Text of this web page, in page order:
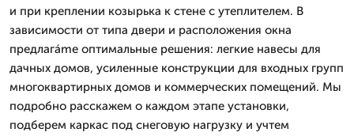
и при креплении козырька к стене с утеплителем. В
зависимости от типа двери и расположения окна
предлагáme оптимальные решения: легкие навесы для
дачных домов, усиленные конструкции для входных групп
многоквартирных домов и коммерческих помещений. Мы
подробно расскажем о каждом этапе установки,
подберем каркас под снеговую нагрузку и учтем